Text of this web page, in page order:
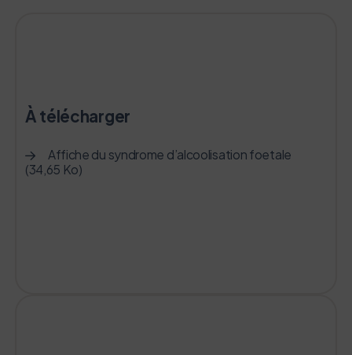
À télécharger
Affiche du syndrome d’alcoolisation foetale
(34,65 Ko)